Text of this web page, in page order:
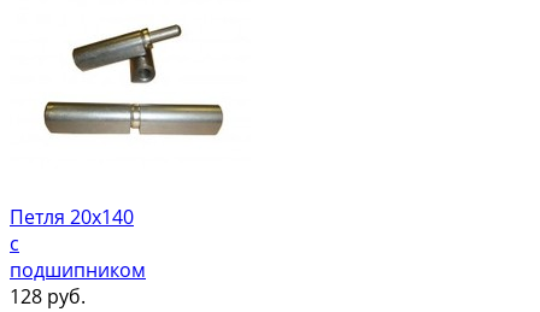
Петля 20х140
с
подшипником
128 руб.